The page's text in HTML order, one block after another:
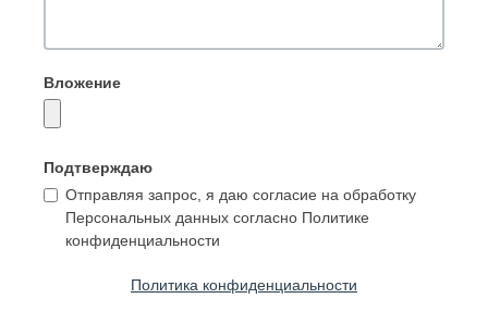
Вложение
Подтверждаю
Отправляя запрос, я даю согласие на обработку
Персональных данных согласно Политике
конфиденциальности
Политика конфиденциальности